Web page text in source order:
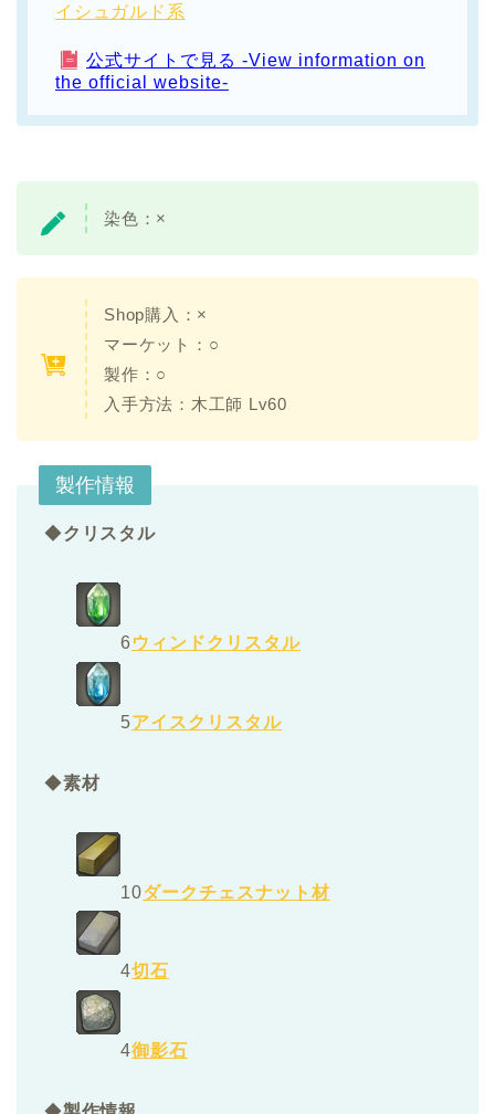
イシュガルド系
公式サイトで見る -View information on
the official website-
染色： ×
Shop購入：×
マーケット：○
製作：○
入手方法： 木工師 Lv60
製作情報
◆クリスタル
6ウィンドクリスタル
5アイスクリスタル
◆素材
10ダークチェスナット材
4切石
4御影石